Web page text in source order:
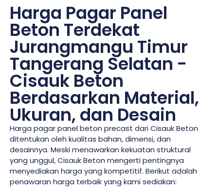
Harga Pagar Panel
Beton Terdekat
Jurangmangu Timur
Tangerang Selatan -
Cisauk Beton
Berdasarkan Material,
Ukuran, dan Desain
Harga pagar panel beton precast dari Cisauk Beton
ditentukan oleh kualitas bahan, dimensi, dan
desainnya. Meski menawarkan kekuatan struktural
yang unggul, Cisauk Beton mengerti pentingnya
menyediakan harga yang kompetitif. Berikut adalah
penawaran harga terbaik yang kami sediakan: